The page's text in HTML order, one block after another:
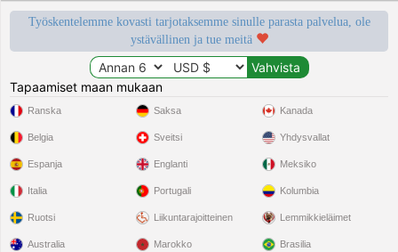
Työskentelemme kovasti tarjotaksemme sinulle parasta palvelua, ole
ystävällinen ja tue meitä
Tapaamiset maan mukaan
Ranska
Belgia
Espanja
Italia
Ruotsi
Saksa
Sveitsi
Englanti
Portugali
Liikuntarajoitteinen
Kanada
Yhdysvallat
Meksiko
Kolumbia
Lemmikkieläimet
Australia Marokko Brasilia